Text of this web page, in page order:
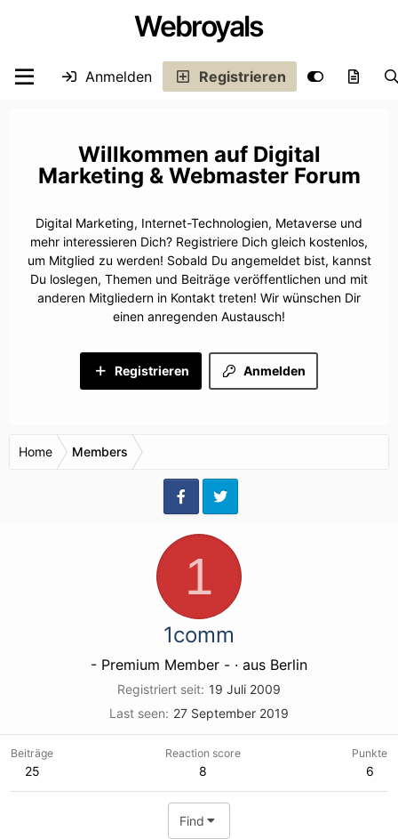
Webroyals
Anmelden Registrieren
Digital
Marketing & Webmaster Forum
Digital Marketing, Internet-Technologien, Metaverse und
mehr interessieren Dich? Registriere Dich gleich kostenlos,
um Mitglied zu werden! Sobald Du angemeldet bist, kannst
Du loslegen, Themen und Beiträge veröffentlichen und mit
anderen Mitgliedern in Kontakt treten! Wir wünschen Dir
einen anregenden Austausch!
Anmelden
Registrieren
Home Members
1
1comm
- Premium Member - · aus Berlin
Registriert seit 19 Juli 2009
Last seen
27 September 2019
Beiträge
25
Reaction score
8
Punkte
6
Find